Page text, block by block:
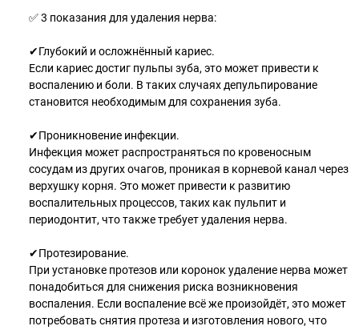
✅ 3 показания для удаления нерва:
✔Глубокий и осложнённый кариес.
Если кариес достиг пульпы зуба, это может привести к
воспалению и боли. В таких случаях депульпирование
становится необходимым для сохранения зуба.
✔Проникновение инфекции.
Инфекция может распространяться по кровеносным
сосудам из других очагов, проникая в корневой канал через
верхушку корня. Это может привести к развитию
воспалительных процессов, таких как пульпит и
периодонтит, что также требует удаления нерва.
✔Протезирование.
При установке протезов или коронок удаление нерва может
понадобиться для снижения риска возникновения
воспаления. Если воспаление всё же произойдёт, это может
потребовать снятия протеза и изготовления нового, что